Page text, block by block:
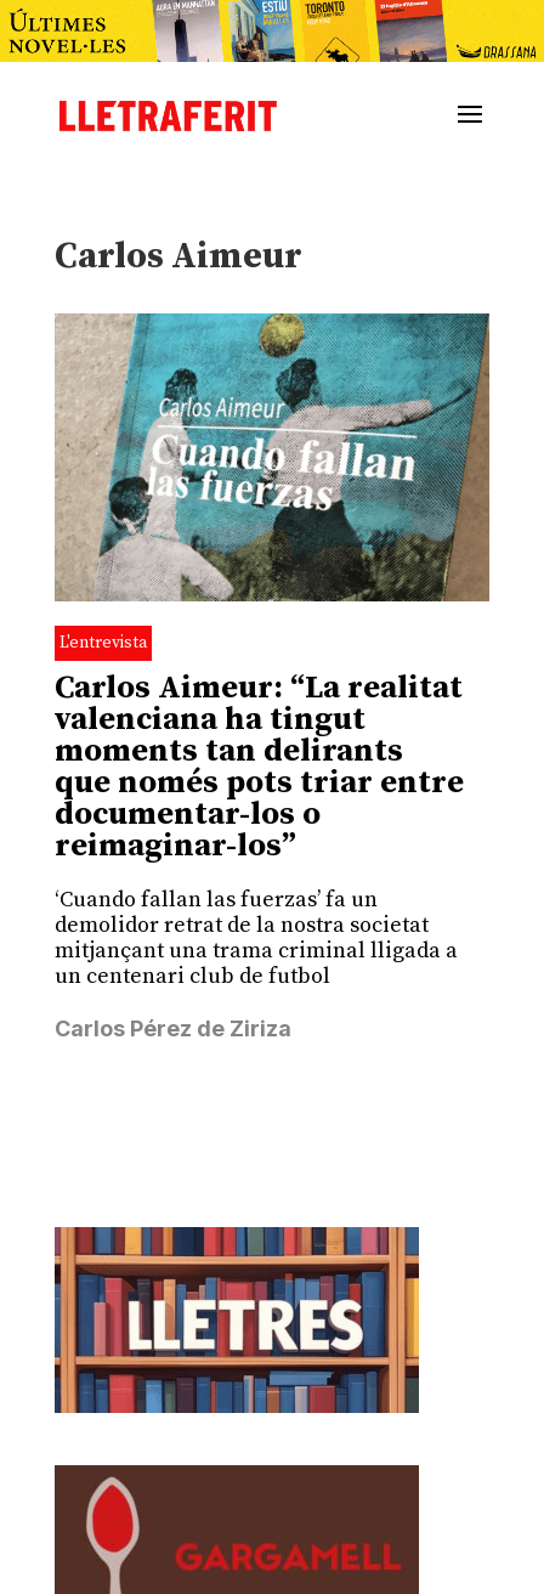
Carlos Aimeur
L'entrevista
Carlos Aimeur: “La realitat
valenciana ha tingut
moments tan delirants
que només pots triar entre
documentar-los o
reimaginar-los”
‘Cuando fallan las fuerzas’ fa un
demolidor retrat de la nostra societat
mitjançant una trama criminal lligada a
un centenari club de futbol
Carlos Pérez de Ziriza